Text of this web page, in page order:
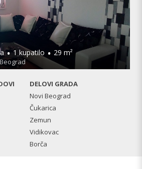
· 1 kupatilo · 29 m²
DELOVI GRADA
Novi Beograd
Čukarica
Zemun
Vidikovac
Borča